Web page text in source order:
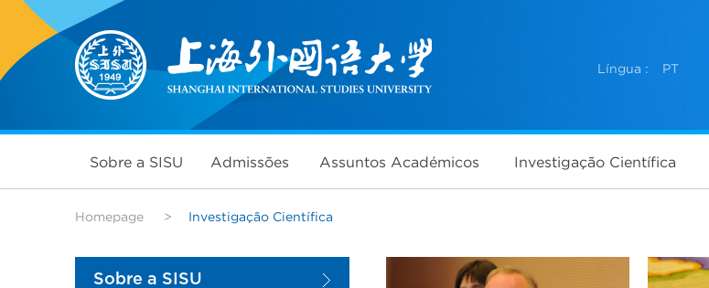
Língua : PT
Sobre a SISU Admissões Assuntos Académicos Investigação Científica
Homepage > Investigação Científica
Sobre a SISU